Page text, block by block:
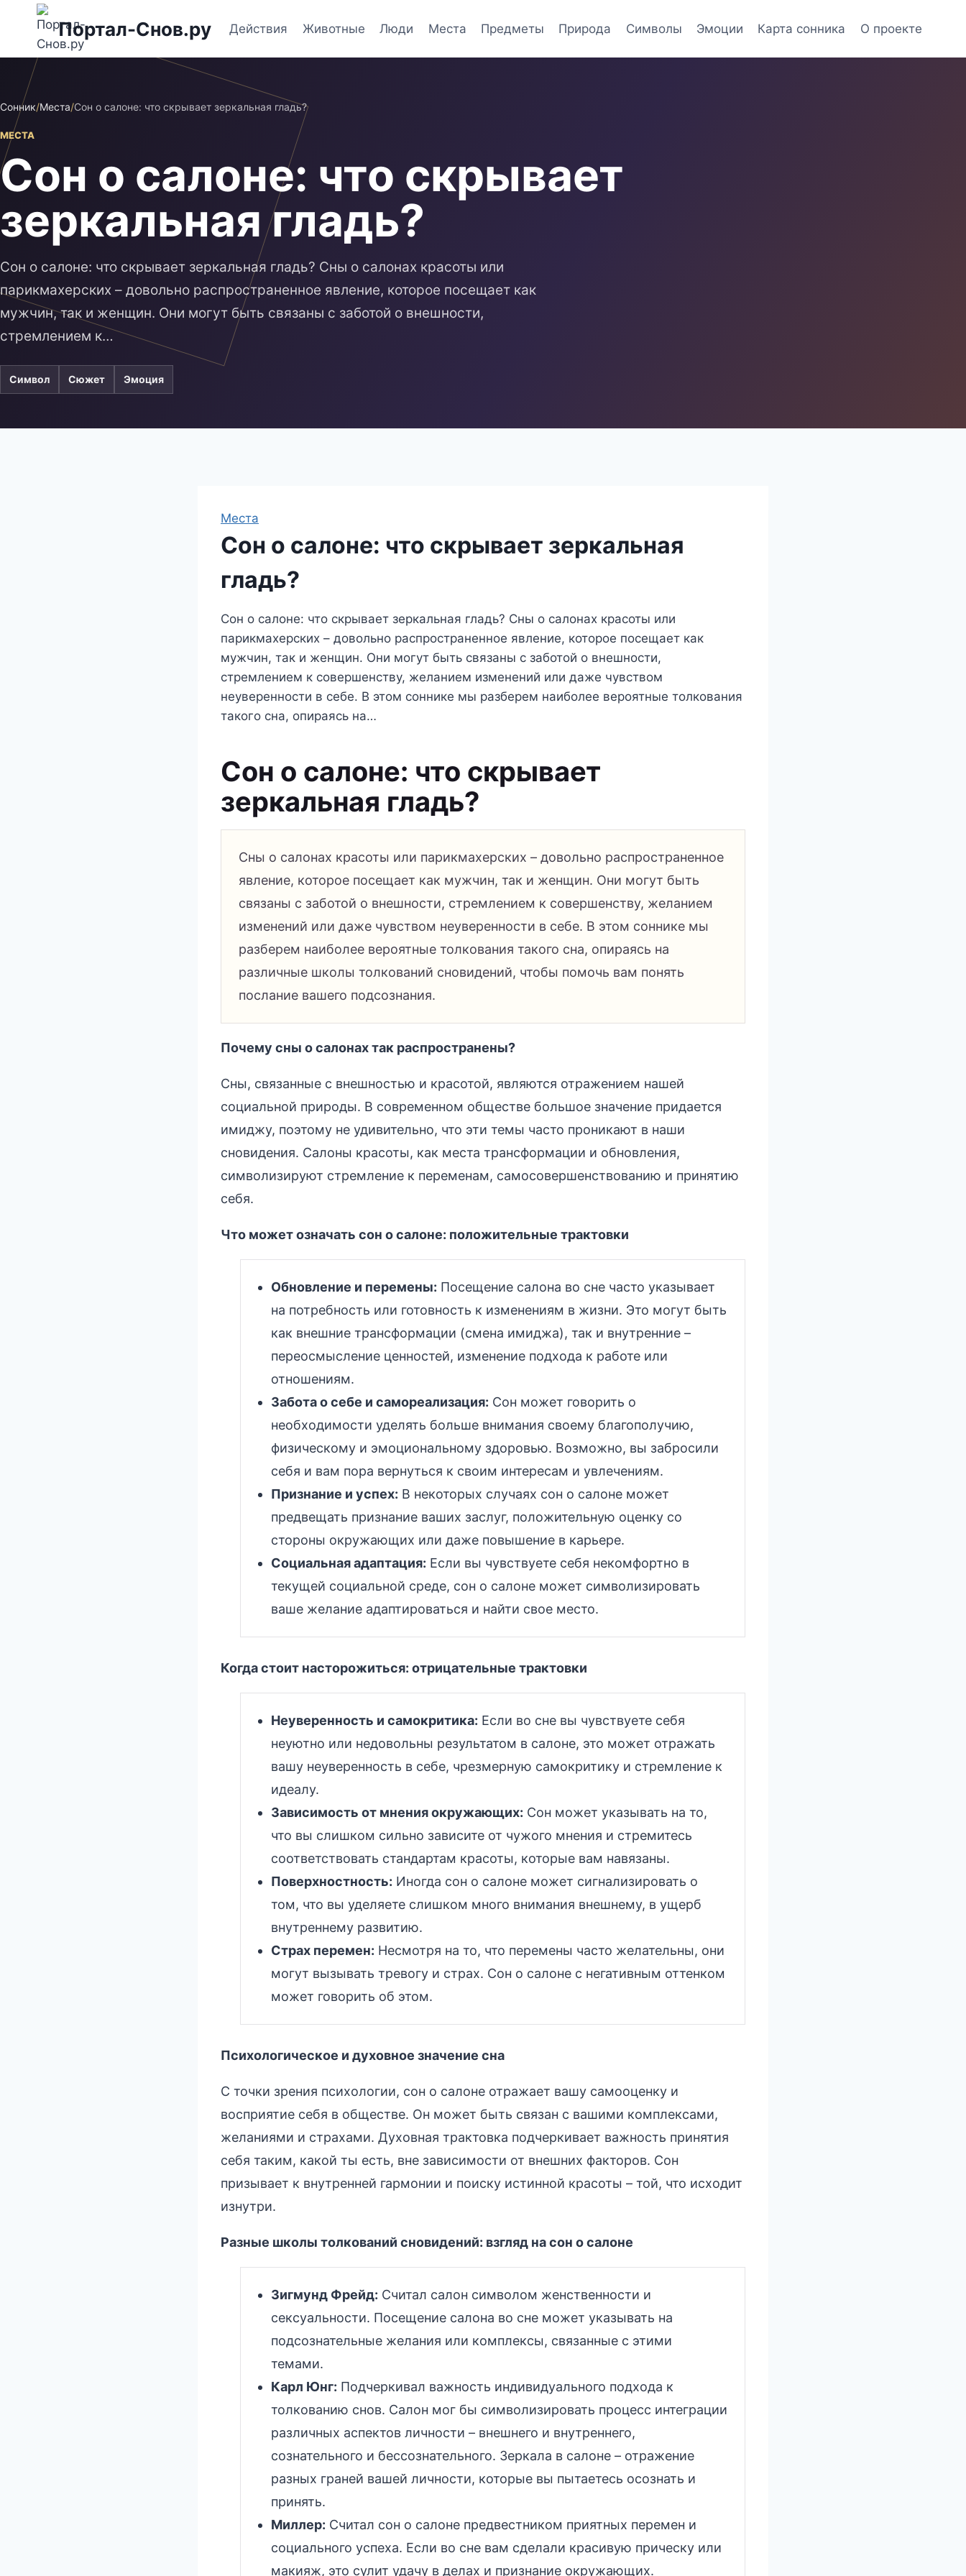
Перейти
содержимому
Портал-Снов.ру Действия Животные Люди Места Предметы Природа Символы Эмоции Карта сонника О проекте
Сонник/Места/Сон о салоне: что скрывает зеркальная гладь?
МЕСТА
Сон о салоне: что скрывает
зеркальная гладь?
Сон о салоне: что скрывает зеркальная гладь? Сны о салонах красоты или
парикмахерских – довольно распространенное явление, которое посещает как
мужчин, так и женщин. Они могут быть связаны с заботой о внешности,
стремлением к…
Символ Сюжет Эмоция
Места
Сон о салоне: что скрывает зеркальная
гладь?
Сон о салоне: что скрывает зеркальная гладь? Сны о салонах красоты или
парикмахерских – довольно распространенное явление, которое посещает как
мужчин, так и женщин. Они могут быть связаны с заботой о внешности,
стремлением к совершенству, желанием изменений или даже чувством
неуверенности в себе. В этом соннике мы разберем наиболее вероятные толкования
такого сна, опираясь на…
Сон о салоне: что скрывает
зеркальная гладь?
Сны о салонах красоты или парикмахерских – довольно распространенное
явление, которое посещает как мужчин, так и женщин. Они могут быть
связаны с заботой о внешности, стремлением к совершенству, желанием
изменений или даже чувством неуверенности в себе. В этом соннике мы
разберем наиболее вероятные толкования такого сна, опираясь на
различные школы толкований сновидений, чтобы помочь вам понять
послание вашего подсознания.
Почему сны о салонах так распространены?
Сны, связанные с внешностью и красотой, являются отражением нашей
социальной природы. В современном обществе большое значение придается
имиджу, поэтому не удивительно, что эти темы часто проникают в наши
сновидения. Салоны красоты, как места трансформации и обновления,
символизируют стремление к переменам, самосовершенствованию и принятию
себя.
Что может означать сон о салоне: положительные трактовки
Обновление и перемены: Посещение салона во сне часто указывает
на потребность или готовность к изменениям в жизни. Это могут быть
как внешние трансформации (смена имиджа), так и внутренние –
переосмысление ценностей, изменение подхода к работе или
отношениям.
Забота о себе и самореализация: Сон может говорить о
необходимости уделять больше внимания своему благополучию,
физическому и эмоциональному здоровью. Возможно, вы забросили
себя и вам пора вернуться к своим интересам и увлечениям.
Признание и успех: В некоторых случаях сон о салоне может
предвещать признание ваших заслуг, положительную оценку со
стороны окружающих или даже повышение в карьере.
Социальная адаптация: Если вы чувствуете себя некомфортно в
текущей социальной среде, сон о салоне может символизировать
ваше желание адаптироваться и найти свое место.
Когда стоит насторожиться: отрицательные трактовки
Неуверенность и самокритика: Если во сне вы чувствуете себя
неуютно или недовольны результатом в салоне, это может отражать
вашу неуверенность в себе, чрезмерную самокритику и стремление к
идеалу.
Зависимость от мнения окружающих: Сон может указывать на то,
что вы слишком сильно зависите от чужого мнения и стремитесь
соответствовать стандартам красоты, которые вам навязаны.
Поверхностность: Иногда сон о салоне может сигнализировать о
том, что вы уделяете слишком много внимания внешнему, в ущерб
внутреннему развитию.
Страх перемен: Несмотря на то, что перемены часто желательны, они
могут вызывать тревогу и страх. Сон о салоне с негативным оттенком
может говорить об этом.
Психологическое и духовное значение сна
С точки зрения психологии, сон о салоне отражает вашу самооценку и
восприятие себя в обществе. Он может быть связан с вашими комплексами,
желаниями и страхами. Духовная трактовка подчеркивает важность принятия
себя таким, какой ты есть, вне зависимости от внешних факторов. Сон
призывает к внутренней гармонии и поиску истинной красоты – той, что исходит
изнутри.
Разные школы толкований сновидений: взгляд на сон о салоне
Зигмунд Фрейд: Считал салон символом женственности и
сексуальности. Посещение салона во сне может указывать на
подсознательные желания или комплексы, связанные с этими
темами.
Карл Юнг: Подчеркивал важность индивидуального подхода к
толкованию снов. Салон мог бы символизировать процесс интеграции
различных аспектов личности – внешнего и внутреннего,
сознательного и бессознательного. Зеркала в салоне – отражение
разных граней вашей личности, которые вы пытаетесь осознать и
принять.
Миллер: Считал сон о салоне предвестником приятных перемен и
социального успеха. Если во сне вам сделали красивую прическу или
макияж, это сулит удачу в делах и признание окружающих.